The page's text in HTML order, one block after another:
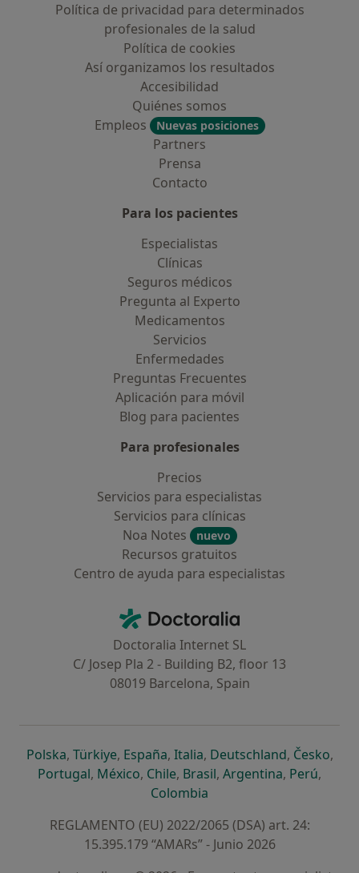
Política de privacidad para determinados
profesionales de la salud
Política de cookies
Así organizamos los resultados
Accesibilidad
Quiénes somos
Empleos
Nuevas posiciones
Partners
Prensa
Contacto
Para los pacientes
Especialistas
Clínicas
Seguros médicos
Pregunta al Experto
Medicamentos
Servicios
Enfermedades
Preguntas Frecuentes
Aplicación para móvil
Blog para pacientes
Para profesionales
Precios
Servicios para especialistas
Servicios para clínicas
Noa Notes
nuevo
Recursos gratuitos
Centro de ayuda para especialistas
Doctoralia - Página de inicio
Doctoralia Internet SL
C/ Josep Pla 2 - Building B2, floor 13
08019 Barcelona, Spain
Polskase abre en una nueva pestaña
, Türkiyese abre en una nueva pestaña
, Españase abre en una nueva pestaña
, Italiase abre en una nueva
, Deutschlandse abre en
, Českose
,
Portugalse abre en una nueva pestaña
, Méxicose abre en una nueva pestaña
, Chilese abre en una nueva pestaña
, Brasilse abre en una nueva
, Argentinase abre en
, Perúse
,
Colombia
REGLAMENTO (EU) 2022/2065 (DSA) art. 24:
15.395.179 “AMARs” - Junio 2026